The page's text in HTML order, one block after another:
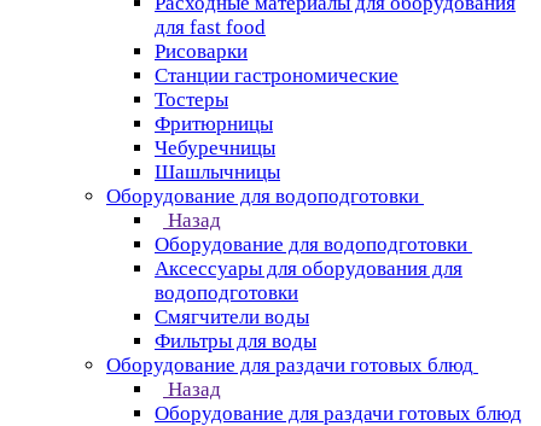
для fast food
Рисоварки
Станции гастрономические
Тостеры
Фритюрницы
Чебуречницы
Шашлычницы
Оборудование для водоподготовки
Назад
Оборудование для водоподготовки
Аксессуары для оборудования для
водоподготовки
Смягчители воды
Фильтры для воды
Оборудование для раздачи готовых блюд
Назад
Оборудование для раздачи готовых блюд